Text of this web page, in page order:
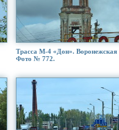
Трасса М-4 «Дон». Воронежская
Фото № 772.